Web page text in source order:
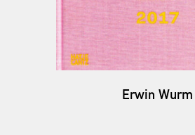
Erwin Wurm